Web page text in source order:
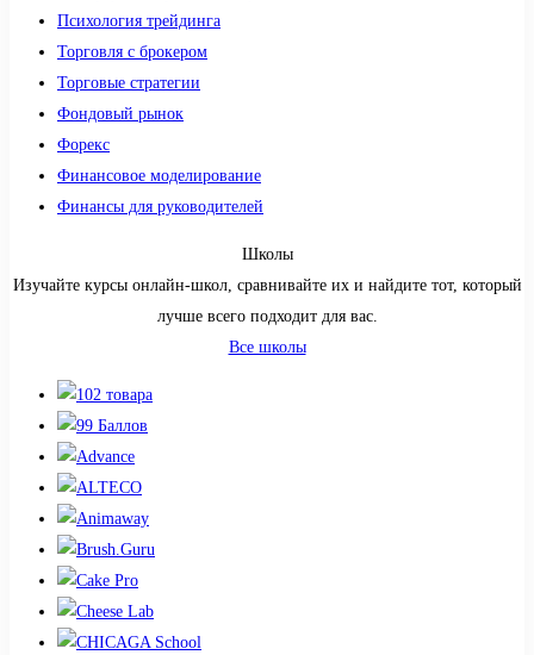
Психология трейдинга
Торговля с брокером
Торговые стратегии
Фондовый рынок
Форекс
Финансовое моделирование
Финансы для руководителей
Школы
Изучайте курсы онлайн-школ, сравнивайте их и найдите тот, который
лучше всего подходит для вас.
Все школы